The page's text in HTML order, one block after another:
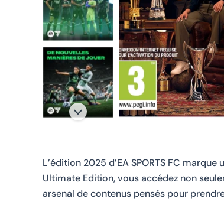
L’édition 2025 d’EA SPORTS FC
Ultimate Edition, vous accédez non
arsenal de contenus pensés pour